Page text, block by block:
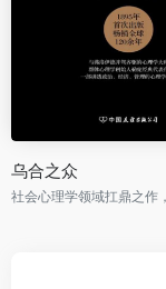
乌合之众